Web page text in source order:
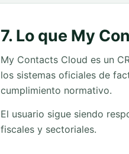
7. Lo que My
My Contacts Cloud es un
los sistemas oficiales de
cumplimiento normativo.
El usuario sigue siendo
fiscales y sectoriales.